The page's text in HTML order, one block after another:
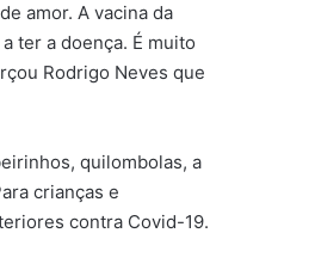
amor. A vacina da
ter a doença. É muito
Rodrigo Neves que
quilombolas, a
crianças e
contra Covid-19.